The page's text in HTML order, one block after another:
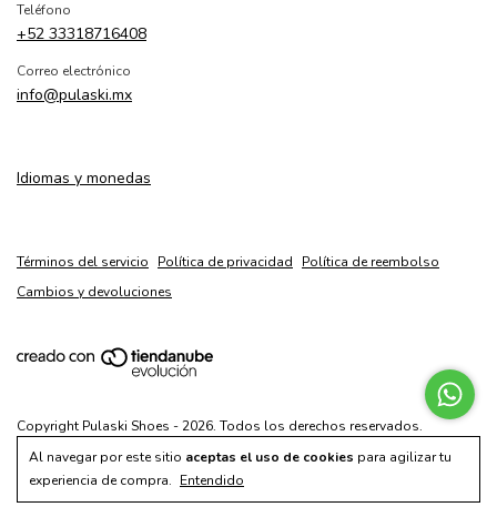
Al navegar por este sitio aceptas el uso de cookies para agilizar tu
experiencia de compra. Entendido
Teléfono
+52 33318716408
Correo electrónico
info@pulaski.mx
Idiomas y monedas
Términos del servicio Política de privacidad
Política de reembolso
Cambios y devoluciones
Copyright Pulaski Shoes - 2026. Todos los derechos reservados.